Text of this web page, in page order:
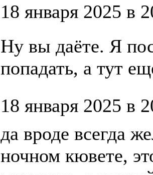
18 января 2025 в
Ну вы даёте. Я
попадать, а тут
18 января 2025 в
да вроде всегда
ночном кювете,